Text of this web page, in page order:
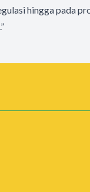
hingga pada